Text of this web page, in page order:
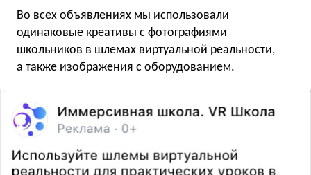
Во всех объявлениях мы использовали
одинаковые креативы с фотографиями
школьников в шлемах виртуальной реальности,
а также изображения с оборудованием.